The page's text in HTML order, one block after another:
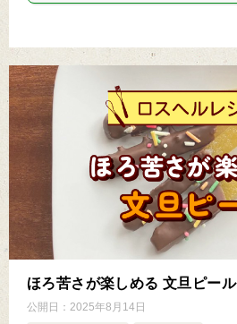
ほろ苦さが楽しめる 文旦ピール
公開日： 2025年8月14日